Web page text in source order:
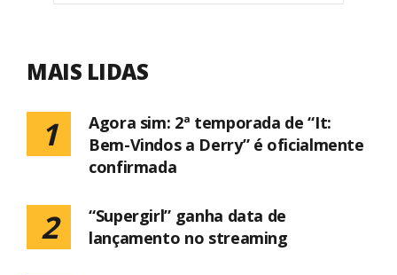
MAIS LIDAS
1
Agora sim: 2ª temporada de “It:
Bem-Vindos a Derry” é oficialmente
confirmada
2
“Supergirl” ganha data de
lançamento no streaming